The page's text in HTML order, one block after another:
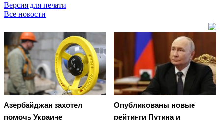
Версия для печати
Все новости
Азербайджан захотел
помочь Украине
Опубликованы новые
рейтинги Путина и